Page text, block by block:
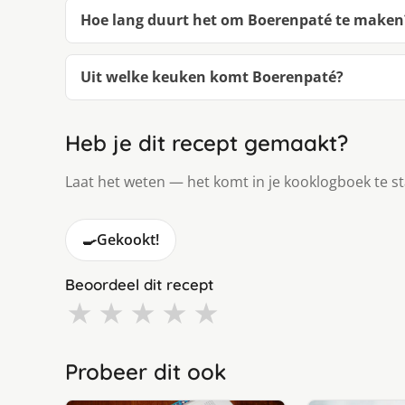
Hoe lang duurt het om Boerenpaté te
Uit welke keuken komt Boerenpaté?
Heb je dit recept gemaakt?
Laat het weten — het komt in je kooklogboek te
🍳Gekookt!
Beoordeel dit recept
★ ★ ★ ★ ★
Probeer dit ook